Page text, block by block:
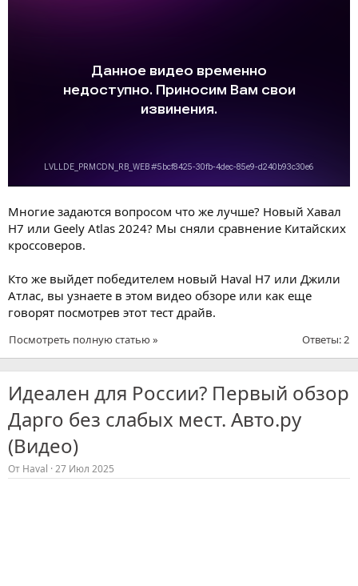
Многие задаются вопросом что же лучше? Новый Хавал
Н7 или Geely Atlas 2024? Мы сняли сравнение Китайских
кроссоверов.
Кто же выйдет победителем новый Haval H7 или Джили
Атлас, вы узнаете в этом видео обзоре или как еще
говорят посмотрев этот тест драйв.
Ответы: 2
Посмотреть полную статью »
Идеален для России? Первый обзор
Дарго без слабых мест. Авто.ру
(Видео)
От Haval 27 Июл 2025